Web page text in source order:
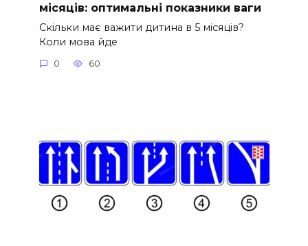
місяців: оптимальні показники ваги
Скільки має важити дитина в 5 місяців?
Коли мова йде
0 60